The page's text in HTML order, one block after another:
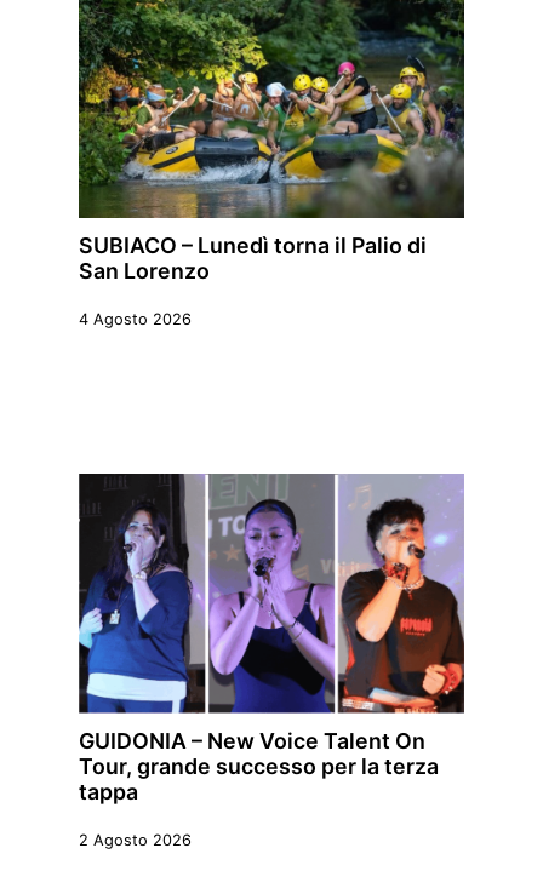
SUBIACO – Lunedì torna il Palio di
San Lorenzo
4 Agosto 2026
GUIDONIA – New Voice Talent On
Tour, grande successo per la terza
tappa
2 Agosto 2026